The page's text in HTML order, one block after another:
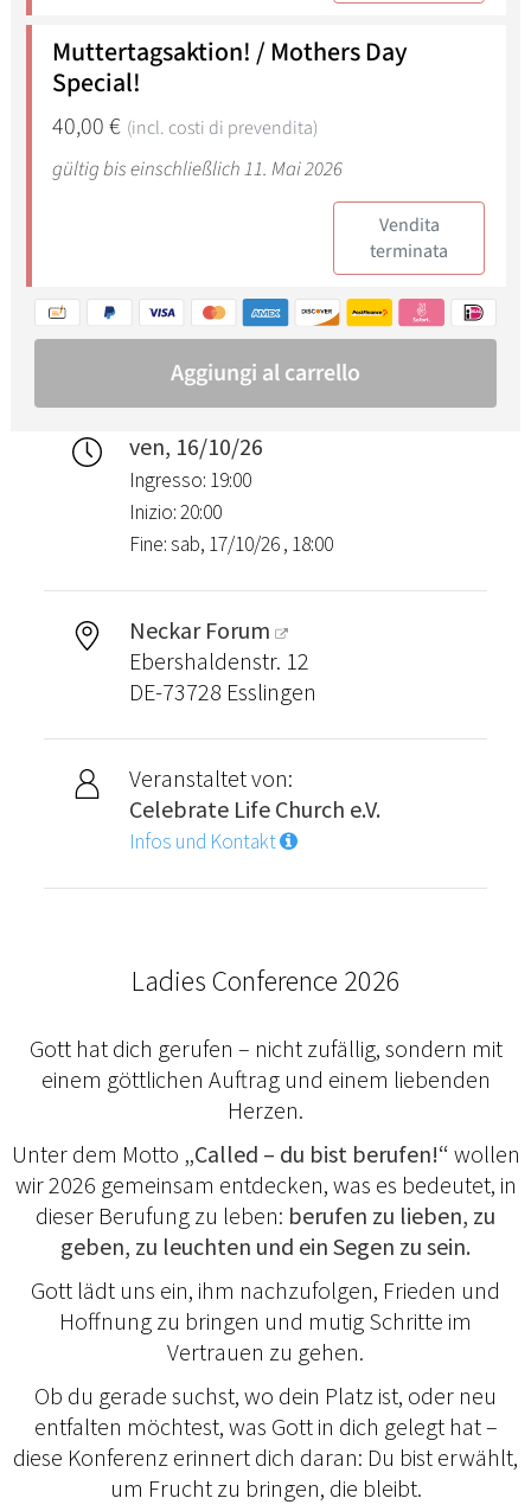
ven, 16/10/26
Ingresso: 19:00
Inizio: 20:00
Fine: sab, 17/10/26 , 18:00
Neckar Forum
Ebershaldenstr. 12
DE-73728 Esslingen
Veranstaltet von:
Celebrate Life Church e.V.
Infos und Kontakt
Ladies Conference 2026
Gott hat dich gerufen – nicht zufällig, sondern mit
einem göttlichen Auftrag und einem liebenden
Herzen.
Unter dem Motto „Called – du bist berufen!“ wollen
wir 2026 gemeinsam entdecken, was es bedeutet, in
dieser Berufung zu leben: berufen zu lieben, zu
geben, zu leuchten und ein Segen zu sein.
Gott lädt uns ein, ihm nachzufolgen, Frieden und
Hoffnung zu bringen und mutig Schritte im
Vertrauen zu gehen.
Ob du gerade suchst, wo dein Platz ist, oder neu
entfalten möchtest, was Gott in dich gelegt hat –
diese Konferenz erinnert dich daran: Du bist erwählt,
um Frucht zu bringen, die bleibt.